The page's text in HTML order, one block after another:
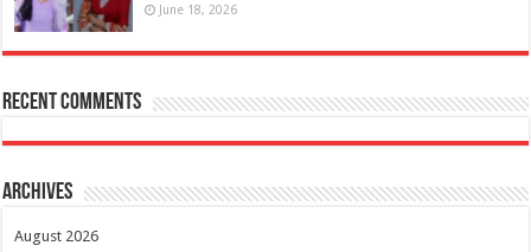
June 18, 2026
Recent Comments
Archives
August 2026